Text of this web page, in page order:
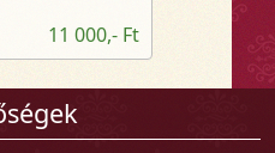
11 000,- Ft